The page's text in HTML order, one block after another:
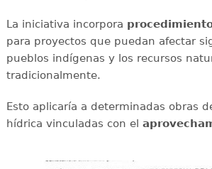
La iniciativa incorpora
para proyectos que puedan afectar
pueblos indígenas y los recursos
tradicionalmente.
Esto aplicaría a determinadas obras
hídrica vinculadas con el